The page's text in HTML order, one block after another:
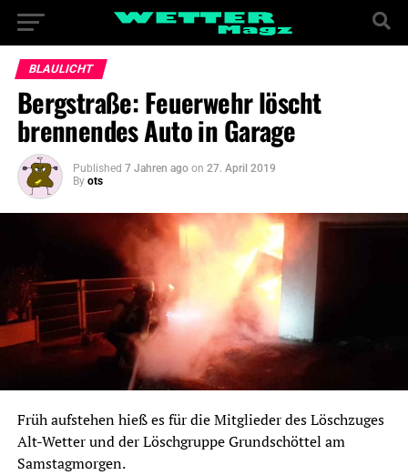
BLAULICHT
Bergstraße: Feuerwehr löscht
brennendes Auto in Garage
Published 7 Jahren ago on 27. April 2019
By ots
Früh aufstehen hieß es für die Mitglieder des Löschzuges
Alt-Wetter und der Löschgruppe Grundschöttel am
Samstagmorgen.